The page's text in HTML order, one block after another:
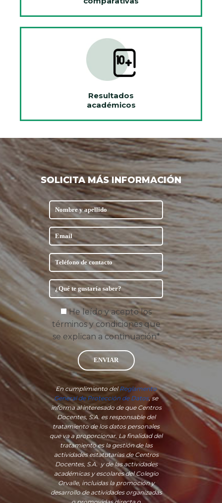
Resultados
académicos
SOLICITA MÁS INFORMACIÓN
He leído y acepto los
términos y condiciones que
se explican a continuación*
ENVIAR
En cumplimiento delReglamento
General de Protección de Datos, se
informa al interesado de que Centros
Docentes, S.A. es responsable del
tratamiento de los datos personales
que va a proporcionar. La finalidad del
tratamiento es la gestión de las
actividades estatutarias de Centros
Docentes, S.A. y de las actividades
académicas y escolares del Colegio
Orvalle, incluidas la promoción y
desarrollo de actividades organizadas